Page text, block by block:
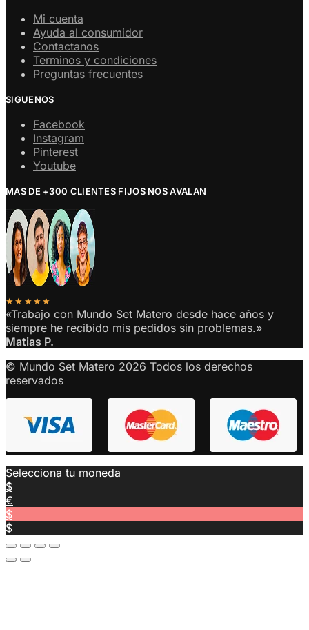
Mi cuenta
Ayuda al consumidor
Contactanos
Terminos y condiciones
Preguntas frecuentes
SIGUENOS
Facebook
Instagram
Pinterest
Youtube
MAS DE +300 CLIENTES FIJOS NOS AVALAN
★★★★★
«Trabajo con Mundo Set Matero desde hace años y
siempre he recibido mis pedidos sin problemas.»
Matias P.
© Mundo Set Matero 2026 Todos los derechos
reservados
Selecciona tu moneda
$
€
$
$